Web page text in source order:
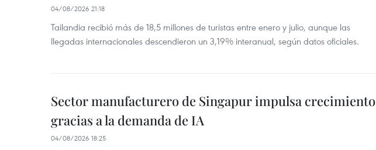
04/08/2026 21:18
Tailandia recibió más de 18,5 millones de turistas entre enero y julio, aunque las
llegadas internacionales descendieron un 3,19% interanual, según datos oficiales.
Sector manufacturero de Singapur impulsa crecimiento
gracias a la demanda de IA
04/08/2026 18:25